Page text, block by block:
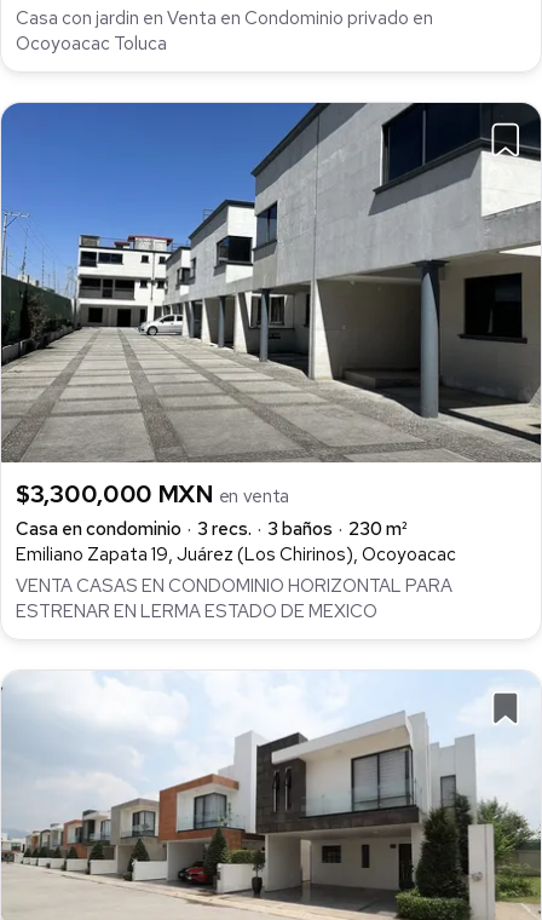
Casa con jardin en Venta en Condominio privado en
Ocoyoacac Toluca
$3,300,000 MXN en venta
Casa en condominio
3 recs. 3 baños
230 m²
Emiliano Zapata 19, Juárez (Los Chirinos), Ocoyoacac
VENTA CASAS EN CONDOMINIO HORIZONTAL PARA
ESTRENAR EN LERMA ESTADO DE MEXICO